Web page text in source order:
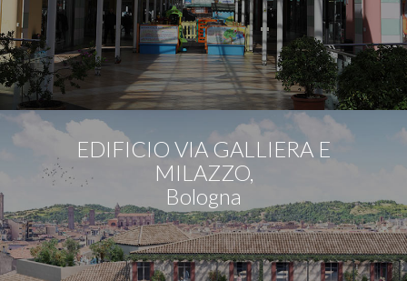
EDIFICIO VIA GALLIERA E
MILAZZO,
Bologna